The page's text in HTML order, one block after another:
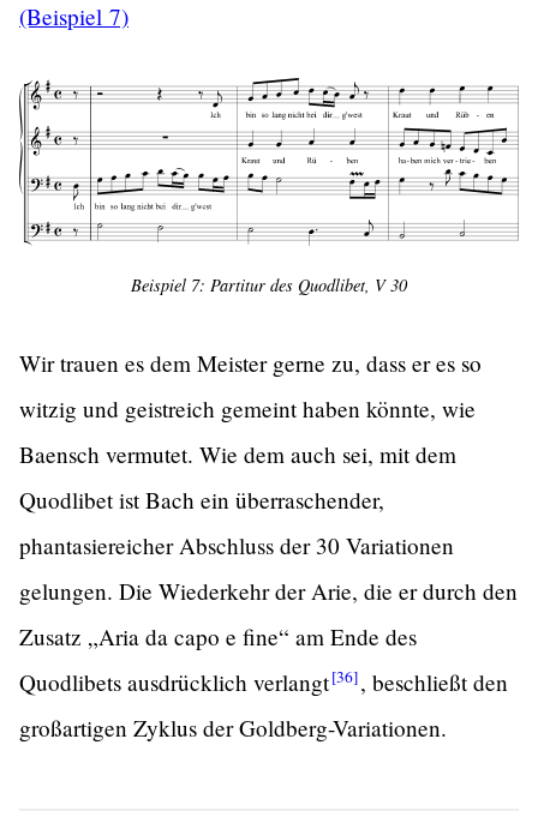
(Beispiel 7)
Beispiel 7: Partitur des Quodlibet, V 30
Wir trauen es dem Meister gerne zu, dass er es so
witzig und geistreich gemeint haben könnte, wie
Baensch vermutet. Wie dem auch sei, mit dem
Quodlibet ist Bach ein überraschender,
phantasiereicher Abschluss der 30 Variationen
gelungen. Die Wiederkehr der Arie, die er durch den
Zusatz „Aria da capo e fine“ am Ende des
Quodlibets ausdrücklich verlangt[36], beschließt den
großartigen Zyklus der Goldberg-Variationen.